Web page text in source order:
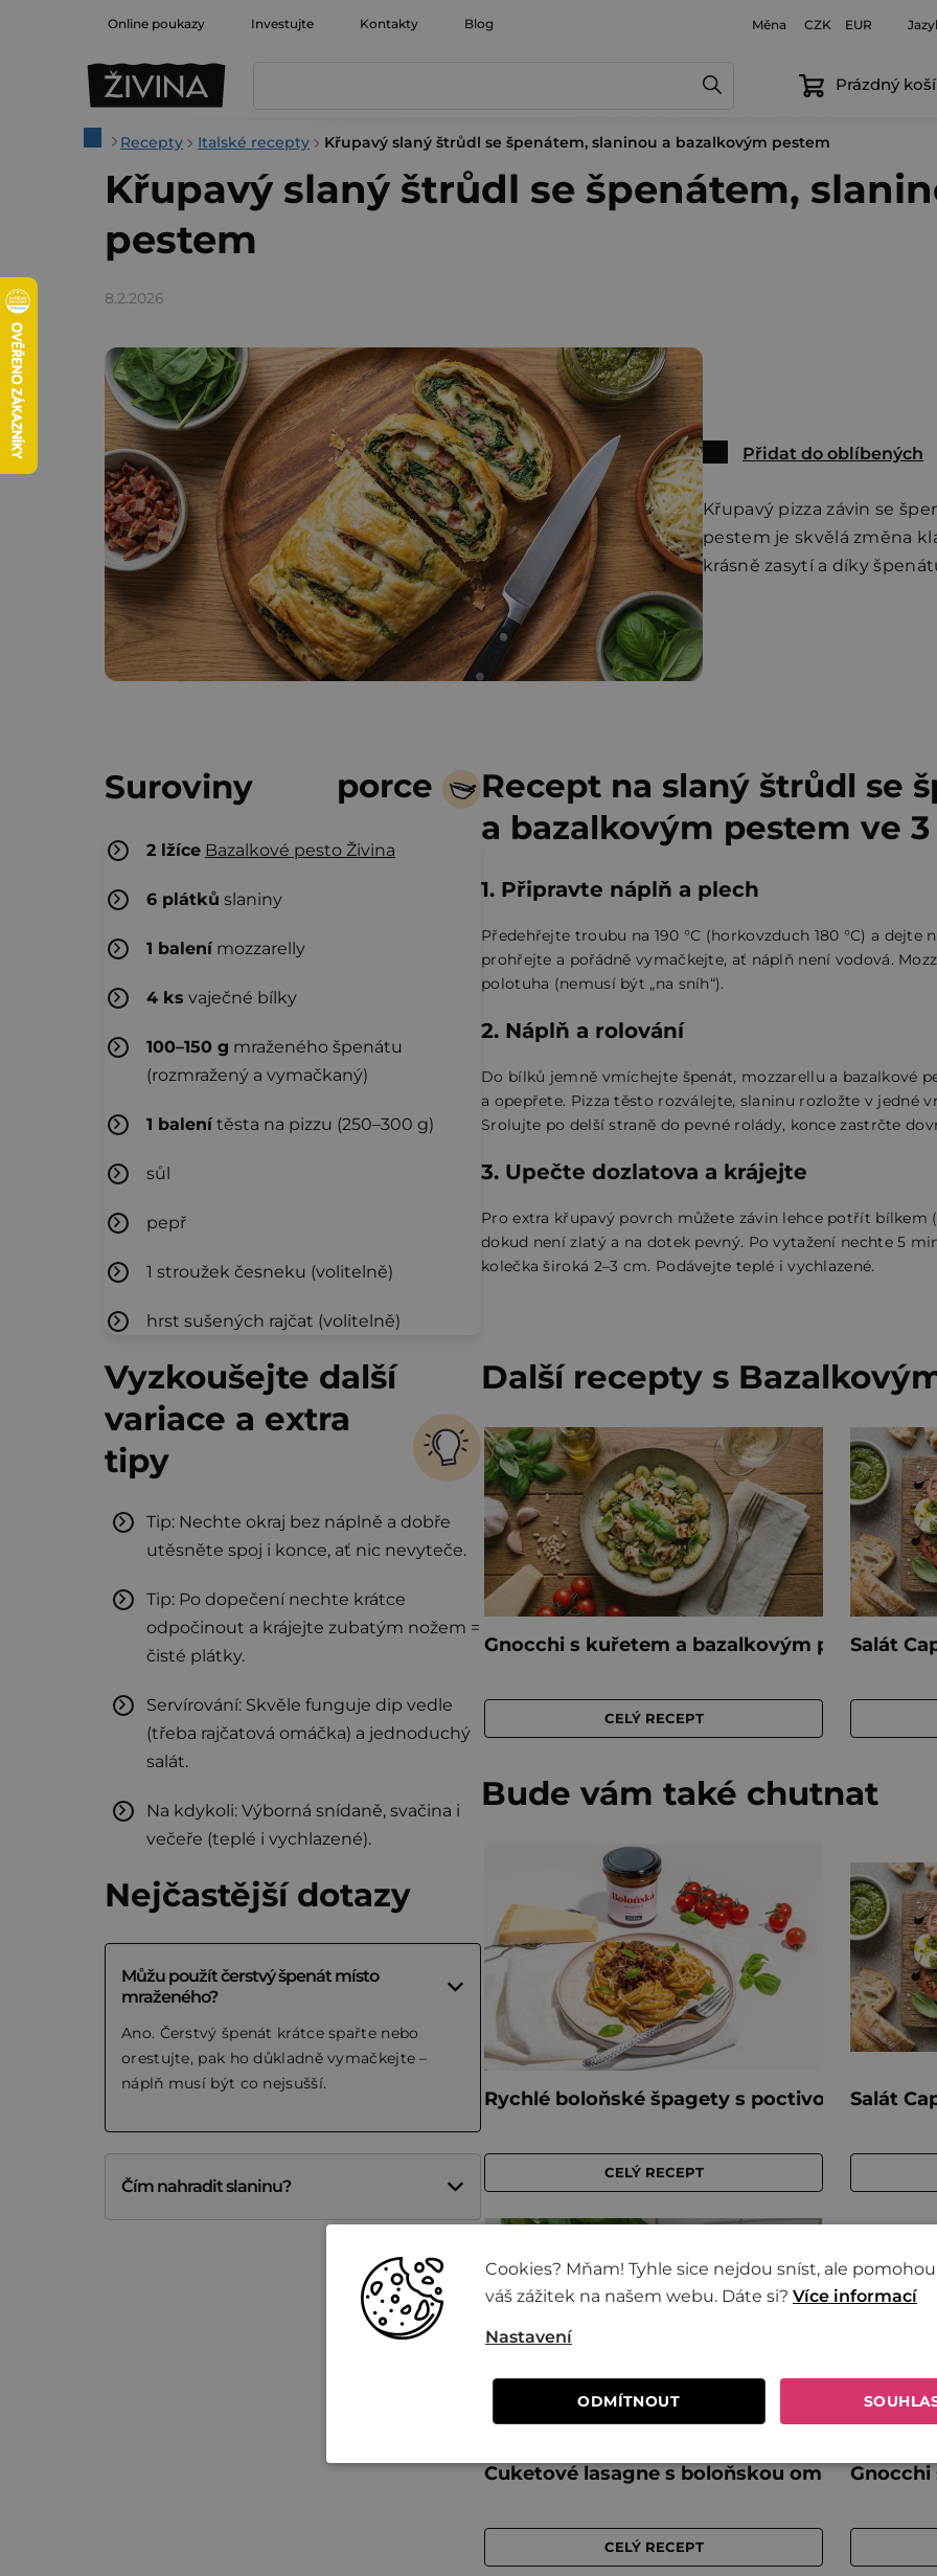
Online poukazy Investujte Kontakty Blog Měna CZK EUR
Prázdný
DomůRecepty Italské recepty Křupavý slaný štrůdl se špenátem, slaninou a bazalkovým pestem
Křupavý slaný štrůdl se špenátem,
pestem
8.2.2026
Přidat do oblíbených
Křupavý pizza závin se
pestem je skvělá změna
krásně zasytí a díky
Suroviny porce
2 lžíce Bazalkové pesto Živina
6 plátků slaniny
1 balenímozzarelly
4 ks vaječné bílky
100–150 g mraženého špenátu
(rozmražený a vymačkaný)
1 balenítěsta na pizzu (250–300 g)
sůl
pepř
1 stroužek česneku (volitelně)
hrst sušených rajčat (volitelně)
Recept na slaný štrůdl se
a bazalkovým pestem ve
1. Připravte náplň a plech
Předehřejte troubu na 190 °C (horkovzduch 180 °C) a
prohřejte a pořádně vymačkejte, ať náplň není vodová.
polotuha (nemusí být „na sníh“).
2. Náplň a rolování
Do bílků jemně vmíchejte špenát, mozzarellu a bazalkové
a opepřete. Pizza těsto rozválejte, slaninu rozložte v jedné
Srolujte po delší straně do pevné rolády, konce zastrčte
3. Upečte dozlatova a krájejte
Pro extra křupavý povrch můžete závin lehce potřít bílkem
dokud není zlatý a na dotek pevný. Po vytažení nechte 5
kolečka široká 2–3 cm. Podávejte teplé i vychlazené.
Vyzkoušejte další
variace a extra
tipy
Tip: Nechte okraj bez náplně a dobře
utěsněte spoj i konce, ať nic nevyteče.
Tip: Po dopečení nechte krátce
odpočinout a krájejte zubatým nožem =
čisté plátky.
Servírování: Skvěle funguje dip vedle
(třeba rajčatová omáčka) a jednoduchý
salát.
Na kdykoli: Výborná snídaně, svačina i
večeře (teplé i vychlazené).
Nejčastější dotazy
Můžu použít čerstvý špenát místo
mraženého?
Ano. Čerstvý špenát krátce spařte nebo
orestujte, pak ho důkladně vymačkejte –
náplň musí být co nejsušší.
Čím nahradit slaninu?
Další recepty s
Bude vám také chutnat
Cookies? Mňam! Tyhle sice nejdou sníst, ale
váš zážitek na našem webu. Dáte si? Více informací
ODMÍTNOUT
Nastavení